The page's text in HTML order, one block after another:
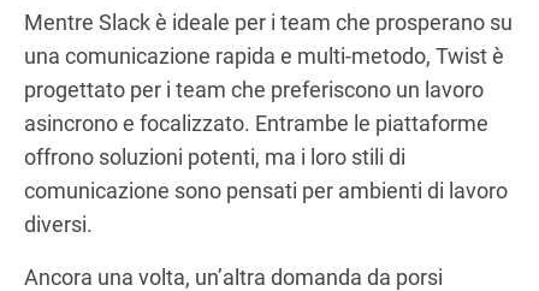
Mentre Slack è ideale per i team che prosperano su
una comunicazione rapida e multi-metodo, Twist è
progettato per i team che preferiscono un lavoro
asincrono e focalizzato. Entrambe le piattaforme
offrono soluzioni potenti, ma i loro stili di
comunicazione sono pensati per ambienti di lavoro
diversi.
Ancora una volta, un’altra domanda da porsi